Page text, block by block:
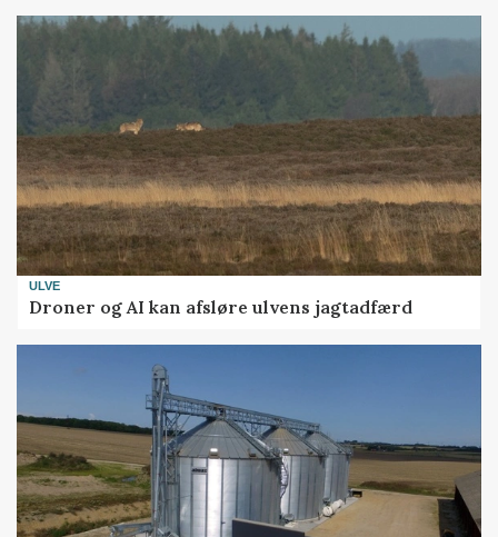
ULVE
Droner og AI kan afsløre ulvens jagtadfærd